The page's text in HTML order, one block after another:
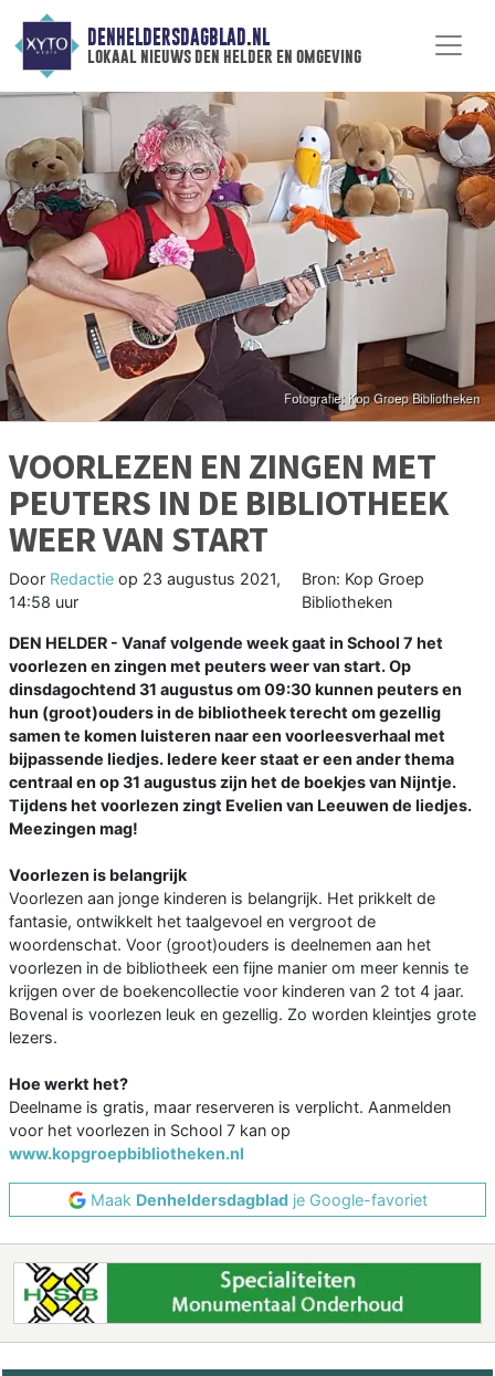
DENHELDERSDAGBLAD.NL
lokaal nieuws den helder en omgeving
VOORLEZEN EN ZINGEN MET
PEUTERS IN DE BIBLIOTHEEK
WEER VAN START
Door Redactie op 23 augustus 2021,
14:58 uur
Bron: Kop Groep
Bibliotheken
DEN HELDER - Vanaf volgende week gaat in School 7 het
voorlezen en zingen met peuters weer van start. Op
dinsdagochtend 31 augustus om 09:30 kunnen peuters en
hun (groot)ouders in de bibliotheek terecht om gezellig
samen te komen luisteren naar een voorleesverhaal met
bijpassende liedjes. Iedere keer staat er een ander thema
centraal en op 31 augustus zijn het de boekjes van Nijntje.
Tijdens het voorlezen zingt Evelien van Leeuwen de liedjes.
Meezingen mag!
Voorlezen is belangrijk
Voorlezen aan jonge kinderen is belangrijk. Het prikkelt de
fantasie, ontwikkelt het taalgevoel en vergroot de
woordenschat. Voor (groot)ouders is deelnemen aan het
voorlezen in de bibliotheek een fijne manier om meer kennis te
krijgen over de boekencollectie voor kinderen van 2 tot 4 jaar.
Bovenal is voorlezen leuk en gezellig. Zo worden kleintjes grote
lezers.
Hoe werkt het?
Deelname is gratis, maar reserveren is verplicht. Aanmelden
voor het voorlezen in School 7 kan op
www.kopgroepbibliotheken.nl
Maak Denheldersdagbladje Google-favoriet